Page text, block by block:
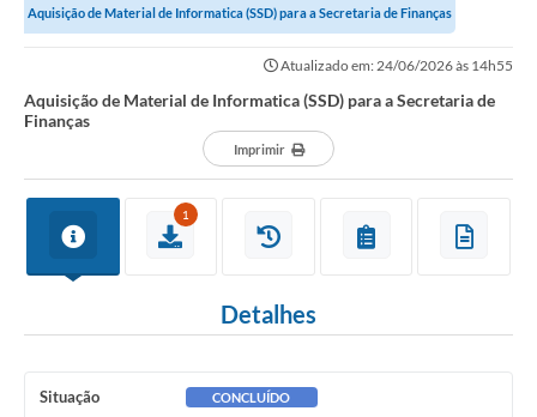
Vagas PAT
Perguntas e Respostas Frequentes
Compra Direta
Pesquisa Dificuldades no Licenciamento de Empresas
Plano Municipal de Retomada das Aulas Presenciais
Aquisição de Material de Informatica (SSD) para a Secretaria de Finanças
Atualizado em: 24/06/2026 às 14h55
Aquisição de Material de Informatica (SSD) para a Secretaria de
Finanças
Imprimir
1
Detalhes
Situação CONCLUÍDO